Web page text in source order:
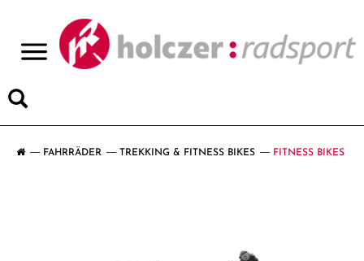
FAHRRÄDER TREKKING & FITNESS BIKES FITNESS BIKES